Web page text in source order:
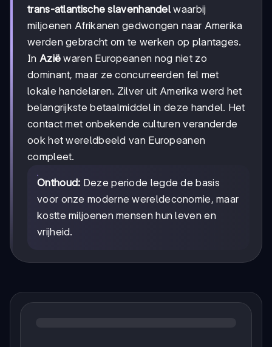
trans-atlantische slavenhandel waarbij
miljoenen Afrikanen gedwongen naar Amerika
werden gebracht om te werken op plantages.
In Azië waren Europeanen nog niet zo
dominant, maar ze concurreerden fel met
lokale handelaren. Zilver uit Amerika werd het
belangrijkste betaalmiddel in deze handel. Het
contact met onbekende culturen veranderde
ook het wereldbeeld van Europeanen
compleet.
Onthoud: Deze periode legde de basis
voor onze moderne wereldeconomie, maar
kostte miljoenen mensen hun leven en
vrijheid.